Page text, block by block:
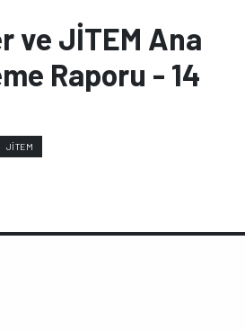
ve JİTEM Ana
Raporu - 14
JİTEM